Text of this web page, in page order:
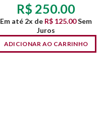
R$ 250.00
Em até 2x de R$ 125.00Sem
Juros
ADICIONAR AO CARRINHO